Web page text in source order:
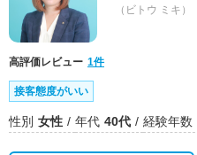
（ビトウ ミキ）
高評価レビュー 1件
接客態度がいい
性別 女性 年代 40代 経験年数